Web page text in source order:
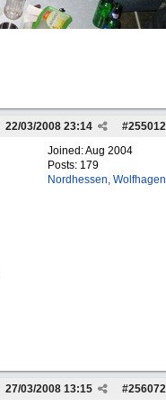
#255012
22/03/2008 23:14
Joined:Aug 2004
Posts: 179
Nordhessen, Wolfhagen
#256072
27/03/2008 13:15